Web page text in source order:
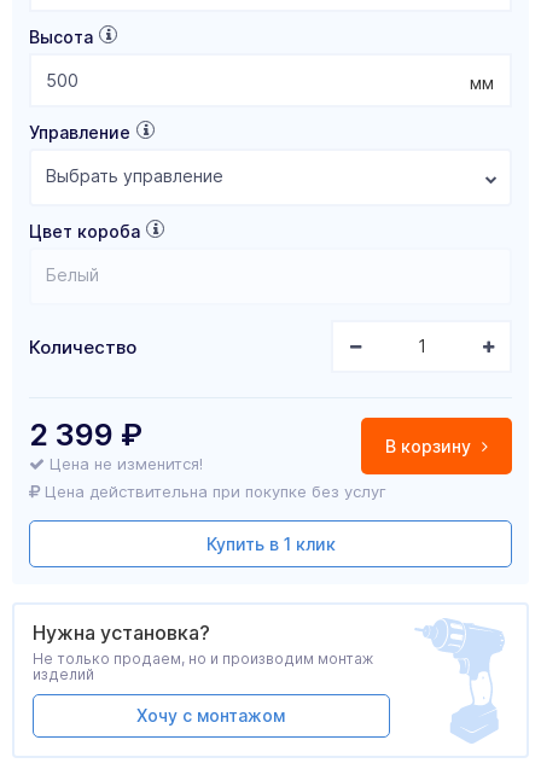
Высота
мм
Управление
Выбрать управление
Цвет короба
Белый
Количество
В корзину
2 399 ₽
Цена не изменится!
Цена действительна при покупке без услуг
Купить в 1 клик
Нужна установка?
Не только продаем, но и производим монтаж
изделий
Хочу с монтажом